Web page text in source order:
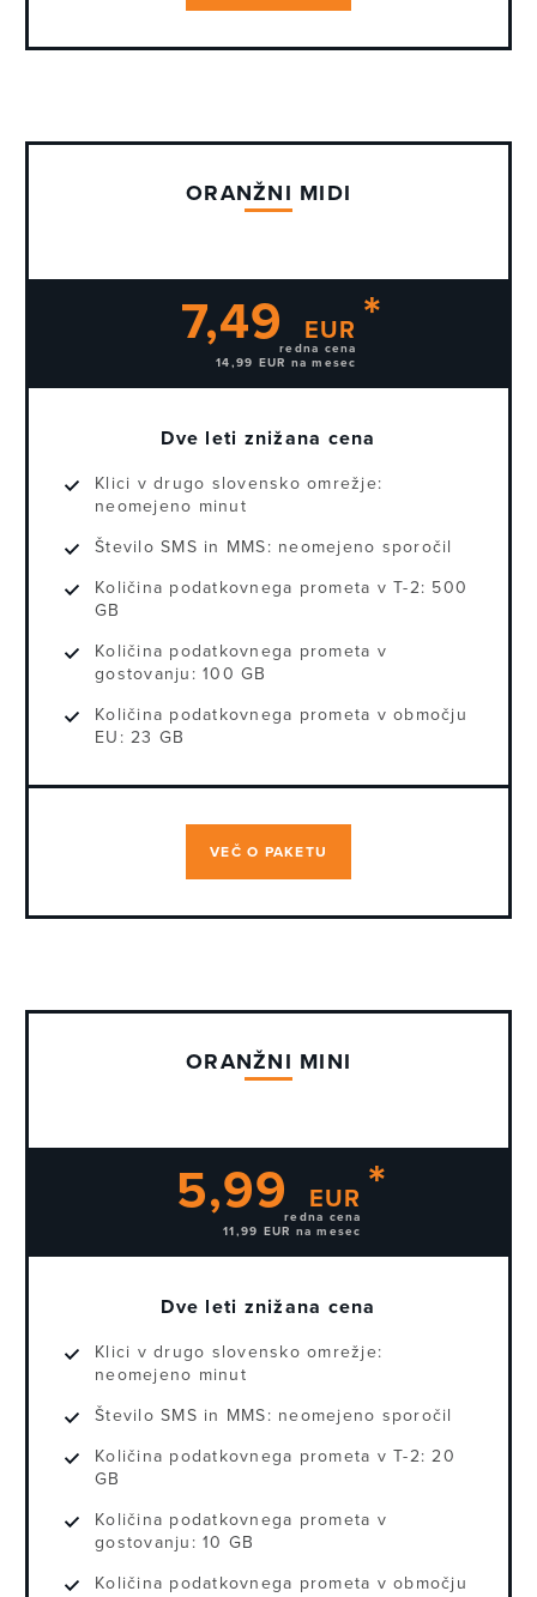
ORANŽNI MIDI
7,49 EUR
redna cena
14,99 EUR na mesec
Dve leti znižana cena
Klici v drugo slovensko omrežje:
neomejeno minut
Število SMS in MMS: neomejeno sporočil
Količina podatkovnega prometa v T-2: 500
GB
Količina podatkovnega prometa v
gostovanju: 100 GB
Količina podatkovnega prometa v območju
EU: 23 GB
VEČ O PAKETU
ORANŽNI MINI
5,99 EUR
redna cena
11,99 EUR na mesec
Dve leti znižana cena
Klici v drugo slovensko omrežje:
neomejeno minut
Število SMS in MMS: neomejeno sporočil
Količina podatkovnega prometa v T-2:20
GB
Količina podatkovnega prometa v
gostovanju: 10 GB
Količina podatkovnega prometa v območju